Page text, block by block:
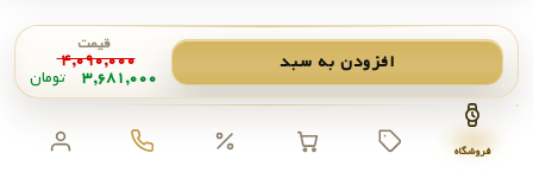
افزودن به سبد
قیمت
۴,۰۹۰,۰۰۰
۳,۶۸۱,۰۰۰ تومان
فروشگاه